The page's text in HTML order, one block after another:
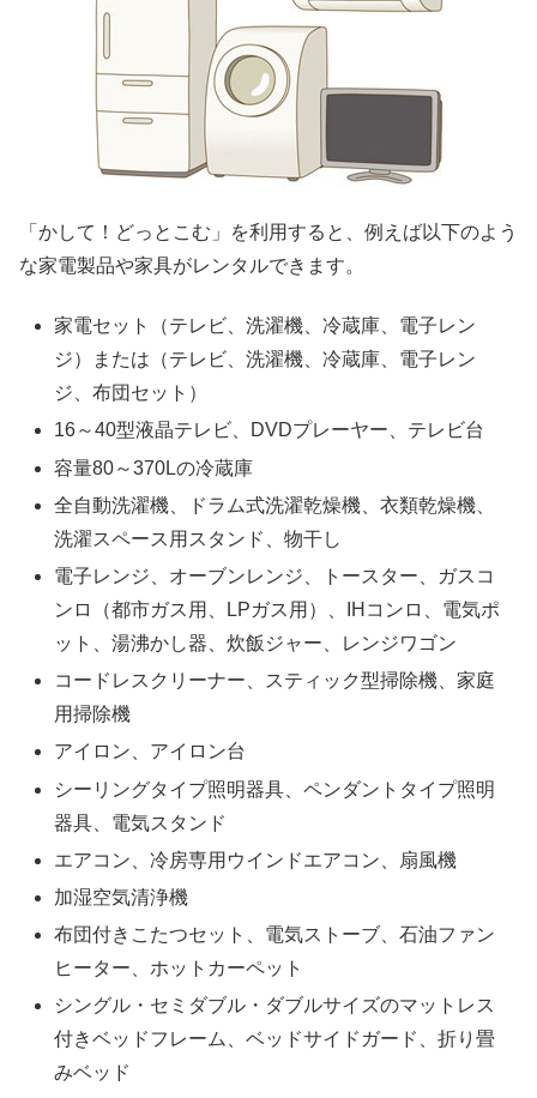
「かして！どっとこむ」を利用すると、例えば以下のよう
な家電製品や家具がレンタルできます。
家電セット（テレビ、洗濯機、冷蔵庫、電子レン
ジ）または（テレビ、洗濯機、冷蔵庫、電子レン
ジ、布団セット）
16～40型液晶テレビ、DVDプレーヤー、テレビ台
容量80～370Lの冷蔵庫
全自動洗濯機、ドラム式洗濯乾燥機、衣類乾燥機、
洗濯スペース用スタンド、物干し
電子レンジ、オーブンレンジ、トースター、ガスコ
ンロ（都市ガス用、LPガス用）、IHコンロ、電気ポ
ット、湯沸かし器、炊飯ジャー、レンジワゴン
コードレスクリーナー、スティック型掃除機、家庭
用掃除機
アイロン、アイロン台
シーリングタイプ照明器具、ペンダントタイプ照明
器具、電気スタンド
エアコン、冷房専用ウインドエアコン、扇風機
加湿空気清浄機
布団付きこたつセット、電気ストーブ、石油ファン
ヒーター、ホットカーペット
シングル・セミダブル・ダブルサイズのマットレス
付きベッドフレーム、ベッドサイドガード、折り畳
みベッド